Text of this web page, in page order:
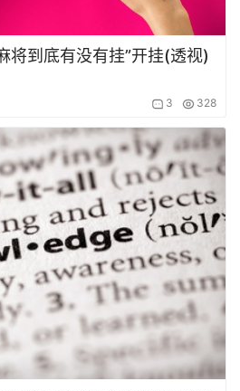
将到底有没有挂”开挂(透视)
3 328